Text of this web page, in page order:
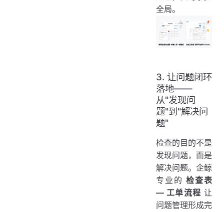
全局。
3. 让问题闭环
落地——
从"发现问
题"到"解决问
题"
检查的目的不是
发现问题，而是
解决问题。企鲸
专业的检查表
— 工单流程 让
问题管理形成完